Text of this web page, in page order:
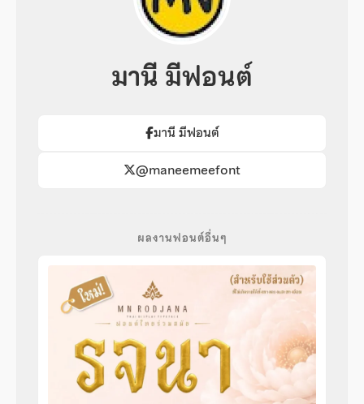
มานี มีฟอนต์
มานี มีฟอนต์
@maneemeefont
ผลงานฟอนต์อื่นๆ